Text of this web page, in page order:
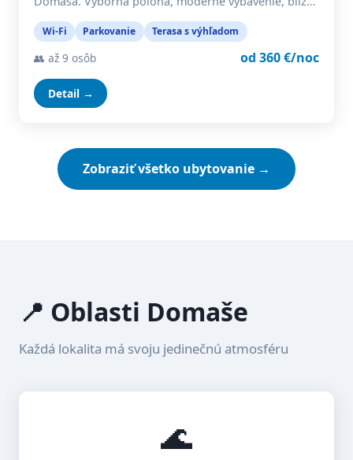
Wi-Fi Parkovanie Terasa s výhľadom
👥 až 9 osôb od 360 €/noc
Detail →
Zobraziť všetko ubytovanie →
📍 Oblasti Domaše
Každá lokalita má svoju jedinečnú atmosféru
🌊